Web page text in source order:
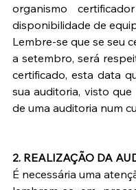
organismo
disponibilidade de
Lembre-se que se seu
a setembro, será
certificado, esta data
sua auditoria, visto
de uma auditoria num
2. REALIZAÇÃO DA
É necessária uma